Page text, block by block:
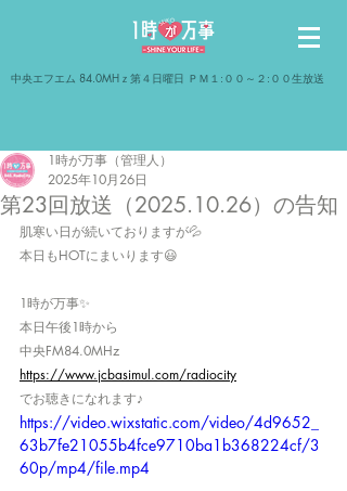
​中央エフエム 84.0MHｚ第４日曜日 ＰＭ１:００～２:００生放送
第23回放送（2025.10.26）の告知
1時が万事（管理人）
2025年10月26日
肌寒い日が続いておりますが💦
本日もHOTにまいります😃
1時が万事✨
本日午後1時から
中央FM84.0MHz
https://www.jcbasimul.com/radiocity
でお聴きになれます♪
https://video.wixstatic.com/video/4d9652_
63b7fe21055b4fce9710ba1b368224cf/3
60p/mp4/file.mp4